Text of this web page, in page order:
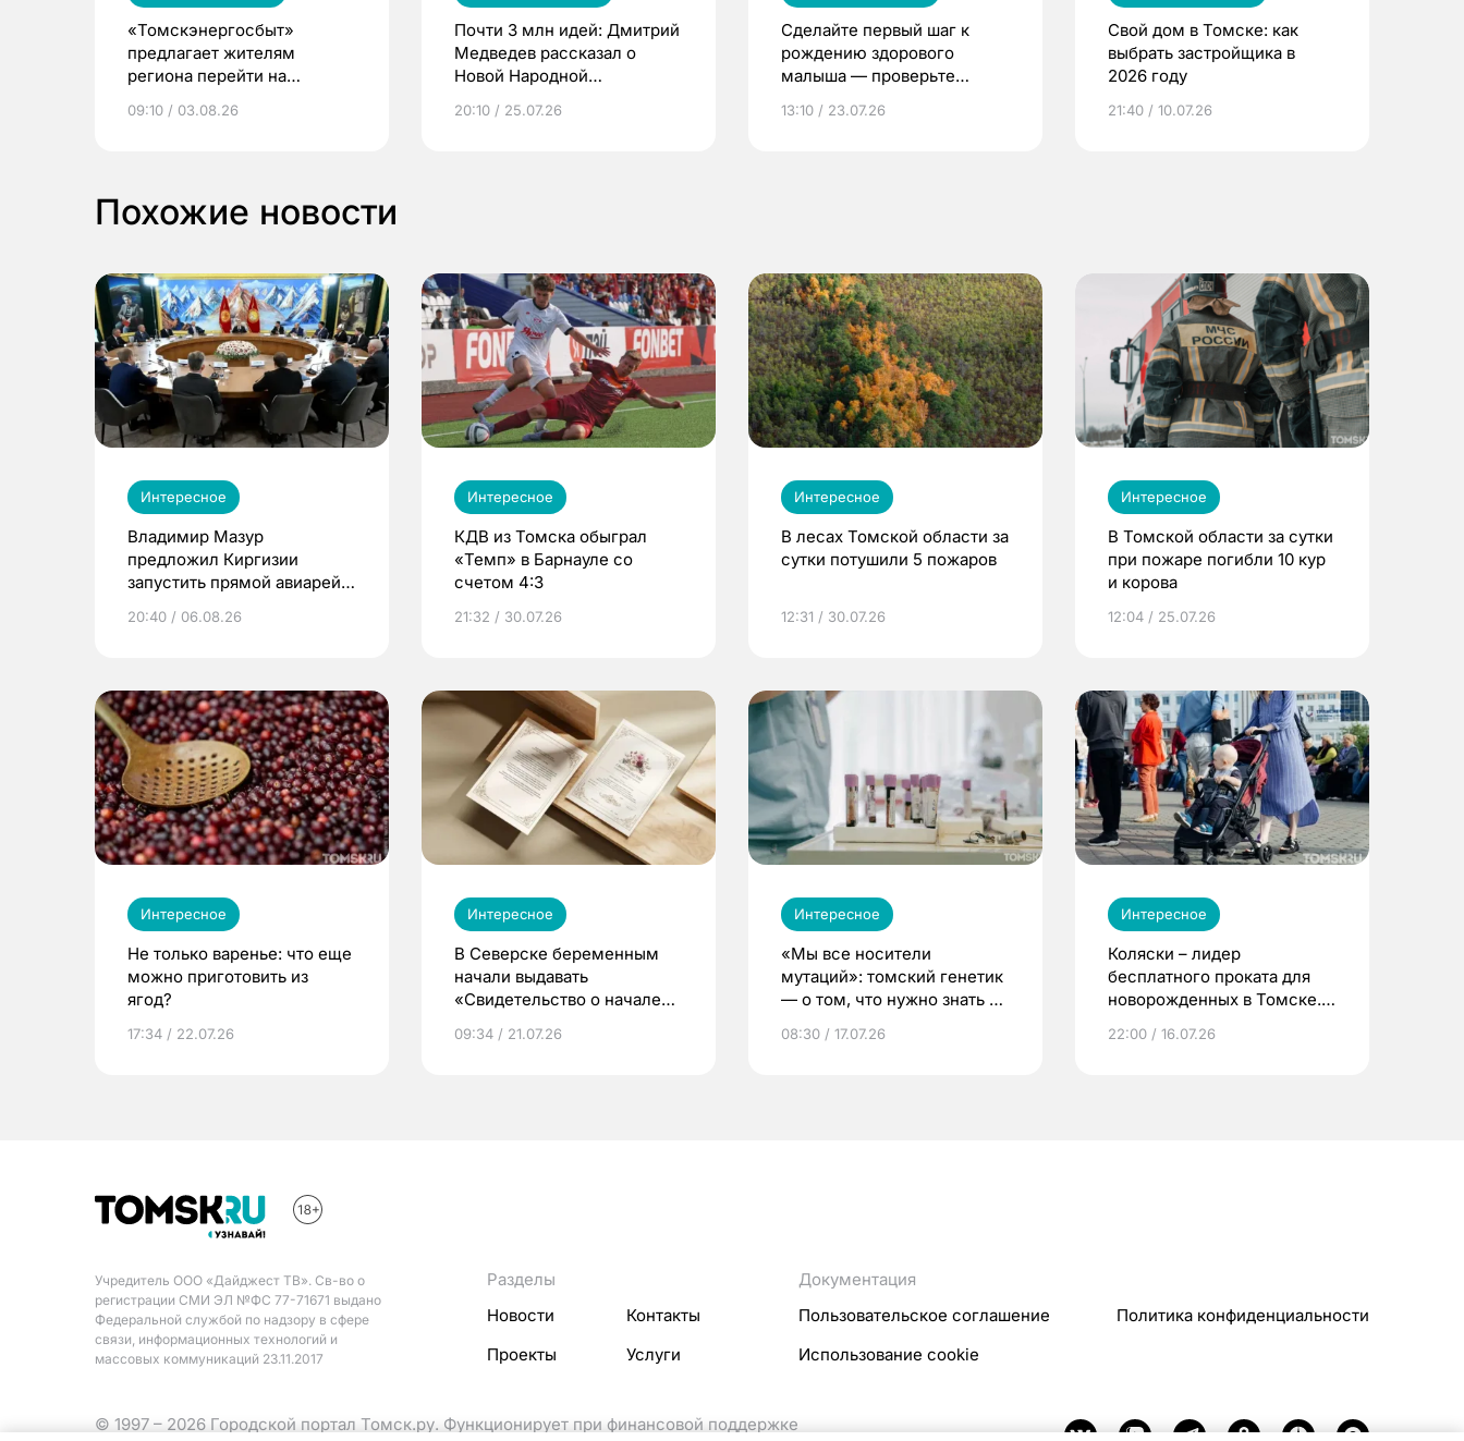
«Томскэнергосбыт»
предлагает жителям
региона перейти на
выиграть призы
09:10 / 03.08.26
Почти 3 млн идей: Дмитрий
Медведев рассказал о
Новой Народной
20:10 / 25.07.26
Сделайте первый шаг к
рождению здорового
малыша — проверьте
по ОМС!
13:10 / 23.07.26
Свой дом в Томске: как
выбрать застройщика в
2026 году
21:40 / 10.07.26
Похожие новости
Интересное
Владимир Мазур
предложил Киргизии
запустить прямой авиарейс
20:40 / 06.08.26
Интересное
КДВ из Томска обыграл
«Темп» в Барнауле со
счетом 4:3
21:32 / 30.07.26
Интересное
В лесах Томской области за
сутки потушили 5 пожаров
12:31 / 30.07.26
Интересное
В Томской области за сутки
при пожаре погибли 10 кур
и корова
12:04 / 25.07.26
Интересное
Не только варенье: что еще
можно приготовить из
ягод?
17:34 / 22.07.26
Интересное
В Северске беременным
начали выдавать
«Свидетельство о начале
09:34 / 21.07.26
Интересное
«Мы все носители
мутаций»: томский генетик
— о том, что нужно знать до
08:30 / 17.07.26
Интересное
Коляски – лидер
бесплатного проката для
новорожденных в Томске.
22:00 / 16.07.26
Учредитель ООО «Дайджест ТВ». Св-во о
регистрации СМИ ЭЛ №ФС 77-71671 выдано
Федеральной службой по надзору в сфере
связи, информационных технологий и
массовых коммуникаций 23.11.2017
Разделы
Новости
Контакты
Проекты
Услуги
Документация
Пользовательское соглашение
Политика конфиденциальности
Использование cookie
© 1997 – 2026 Городской портал Томск.ру. Функционирует при финансовой поддержке